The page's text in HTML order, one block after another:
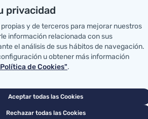
de Medicina de
de vanguardia de que dispone
de alto rendimiento que
y tratamiento, en el
privacidad
y de terceros para mejorar nuestros
información relacionada con sus
el análisis de sus hábitos de navegación.
u obtener más información
de Cookies".
Aceptar todas las Cookies
Rechazar todas las Cookies